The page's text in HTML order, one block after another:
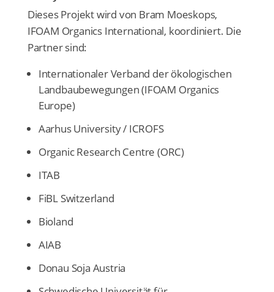
Dieses Projekt wird von Bram Moeskops,
IFOAM Organics International, koordiniert. Die
Partner sind:
Internationaler Verband der ökologischen
Landbaubewegungen (IFOAM Organics
Europe)
Aarhus University / ICROFS
Organic Research Centre (ORC)
ITAB
FiBL Switzerland
Bioland
AIAB
Donau Soja Austria